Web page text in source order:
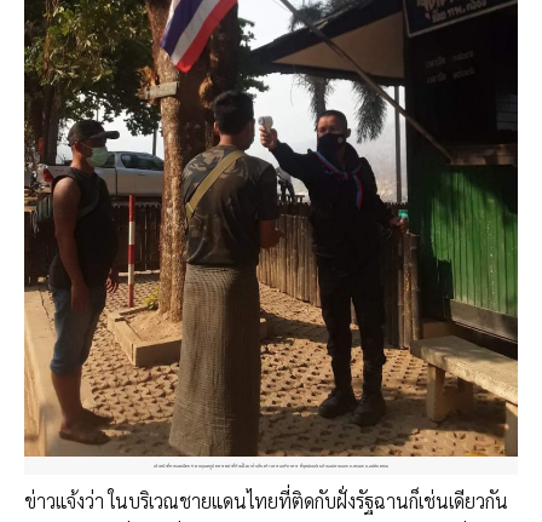
เจ้าหน้าที่ชายแดนไทย ตวรจอุณหภูมิ ทหารพม่าที่ข้ามฝั่งมาลำเลียงข้าวสารและอาหาร ที่จุดผ่อนปรนบ้านแม่สามแลบ อ.สบเมย จ.แม่ฮ่องสอน
ข่าวแจ้งว่า ในบริเวณชายแดนไทยที่ติดกับฝั่งรัฐฉานก็เช่นเดียวกัน